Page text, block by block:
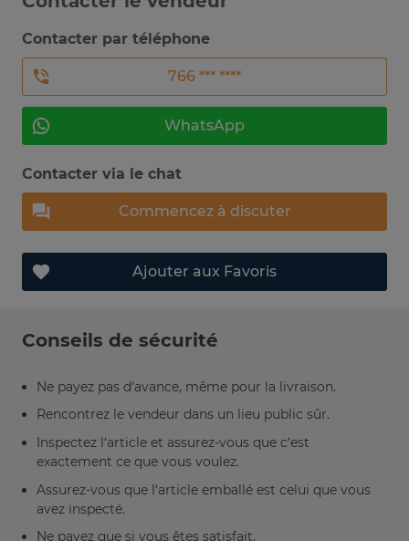
Contacter par téléphone
766 *** ****
WhatsApp
Contacter via le chat
Commencez à discuter
Ajouter aux Favoris
Conseils de sécurité
Ne payez pas d’avance, même pour la livraison.
Rencontrez le vendeur dans un lieu public sûr.
Inspectez l’article et assurez-vous que c’est
exactement ce que vous voulez.
Assurez-vous que l’article emballé est celui que vous
avez inspecté.
Ne payez que si vous êtes satisfait.